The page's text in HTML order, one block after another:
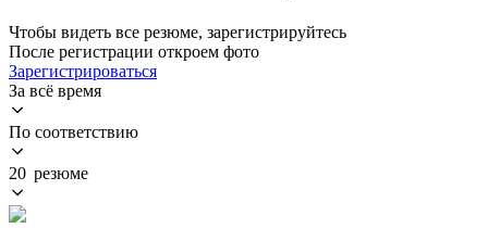
Чтобы видеть все резюме, зарегистрируйтесь
После регистрации откроем фото
Зарегистрироваться
За всё время
По соответствию
20 резюме